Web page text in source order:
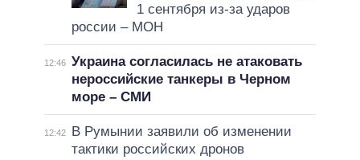
1 сентября из-за ударов
россии – МОН
12:46 Украина согласилась не атаковать
нероссийские танкеры в Черном
море – СМИ
12:42
В Румынии заявили об изменении
тактики российских дронов